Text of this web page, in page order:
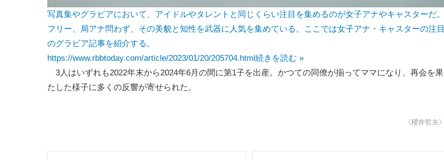
写真集やグラビアにおいて、アイドルやタレントと同じくらい注目を集めるのが女子アナやキャスターだ。
フリー、局アナ問わず、その美貌と知性を武器に人気を集めている。ここでは女子アナ・キャスターの注目
のグラビア記事を紹介する。
https://www.rbbtoday.com/article/2023/01/20/205704.html続きを読む »
3人はいずれも2022年末から2024年6月の間に第1子を出産。かつての同僚が揃ってママになり、再会を果
たした様子に多くの反響が寄せられた。
《櫻井哲夫》